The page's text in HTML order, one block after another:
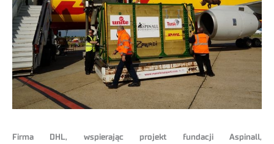
Firma DHL, wspierając projekt fundacji Aspinall,